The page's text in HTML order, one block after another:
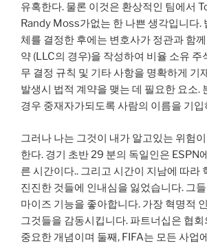
유혹한다. 물론 이것은 환상적인 팀에서
Randy Moss가없는 한 나쁜 생각입니다.
체를 결정한 후에는 변호사가 정관과 함
약 (LLC의 경우)을 작성하여 비율 소유 주
무 결정 규칙 및 기타 사항을 명확하게 기
발생시 법적 계약을 맺는 데 필요한 요소.
경우 중재자가되도록 사람의 이름을 기
그러나 나는 그것이 내가 알고있는 위험
한다. 경기 초반 29 분의 독일인은 ESPN
른 시간이다.. 그리고 시간이 지남에 따라
진진한 것들에 인내심을 잃었습니다. 그
마이즈 기능을 좋아합니다. 가장 혁명적
그것들을 감동시킵니다. 파트너십은 협회
중요한 개념이며 둘째, FIFA는 모든 사업